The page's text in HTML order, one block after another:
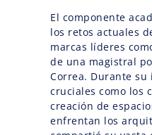
El componente
los retos actuales
marcas líderes
de una magistral
Correa. Durante su
cruciales como los
creación de
enfrentan los